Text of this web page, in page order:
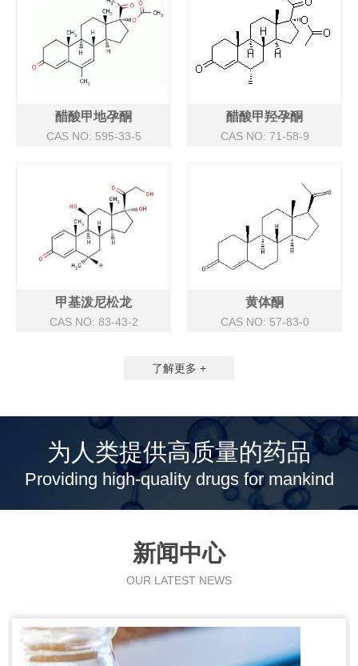
醋酸甲地孕酮
CAS NO: 595-33-5
醋酸甲羟孕酮
CAS NO: 71-58-9
甲基泼尼松龙
CAS NO: 83-43-2
黄体酮
CAS NO: 57-83-0
了解更多 +
为人类提供高质量的药品
Providing high-quality drugs for mankind
新闻中心
OUR LATEST NEWS